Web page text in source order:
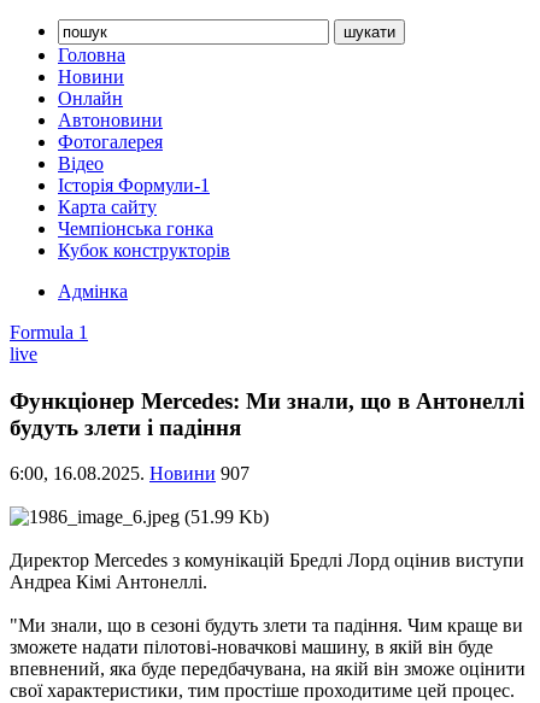
Головна
Новини
Онлайн
Автоновини
Фотогалерея
Відео
Історія Формули-1
Карта сайту
Чемпіонська гонка
Кубок конструкторів
Адмінка
Formula 1
live
Функціонер Mercedes: Ми знали, що в Антонеллі
будуть злети і падіння
6:00, 16.08.2025. Новини 907
Директор Mercedes з комунікацій Бредлі Лорд оцінив виступи
Андреа Кімі Антонеллі.
"Ми знали, що в сезоні будуть злети та падіння. Чим краще ви
зможете надати пілотові-новачкові машину, в якій він буде
впевнений, яка буде передбачувана, на якій він зможе оцінити
свої характеристики, тим простіше проходитиме цей процес.